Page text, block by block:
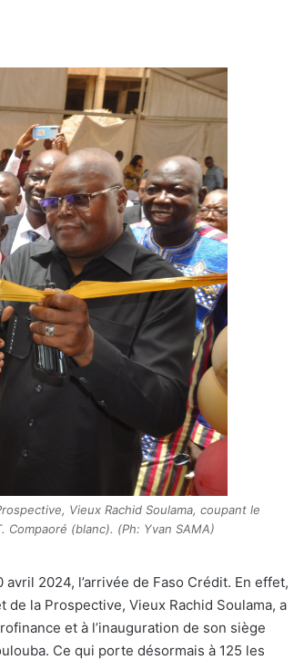
Vieux Rachid Soulama, coupant le
(blanc). (Ph: Yvan SAMA)
2024, l’arrivée de Faso Crédit. En effet,
la Prospective, Vieux Rachid Soulama, a
et à l’inauguration de son siège
Ce qui porte désormais à 125 les